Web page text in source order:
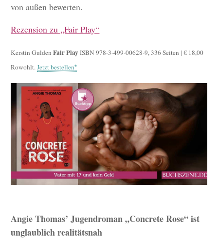
von außen bewerten.
Rezension zu „Fair Play“
Kerstin GuldenFair PlayISBN 978-3-499-00628-9, 336 Seiten | € 18,00
Rowohlt.Jetzt bestellen
Angie Thomas’ Jugendroman „Concrete Rose“ ist
unglaublich realitätsnah